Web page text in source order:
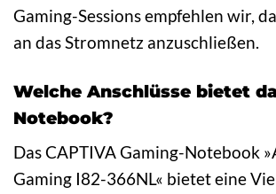
Gaming-Sessions empfehlen wir,
an das Stromnetz anzuschließen.
Welche Anschlüsse bietet
Notebook?
Das CAPTIVA Gaming-Notebook
Gaming I82-366NL« bietet eine